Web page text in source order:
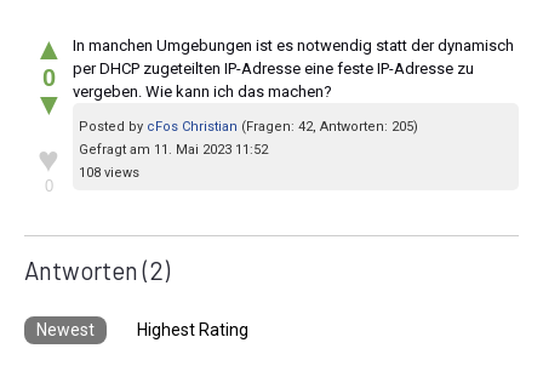
▲
0
▼
♥
0
In manchen Umgebungen ist es notwendig statt der dynamisch
per DHCP zugeteilten IP-Adresse eine feste IP-Adresse zu
vergeben. Wie kann ich das machen?
Posted by cFos Christian (Fragen: 42, Antworten: 205)
Gefragt am 11. Mai 2023 11:52
108 views
Antworten(2)
Newest Highest Rating